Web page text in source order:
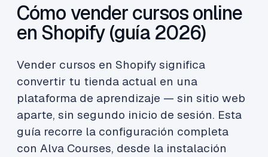
Cómo vender cursos online
en Shopify (guía 2026)
Vender cursos en Shopify significa
convertir tu tienda actual en una
plataforma de aprendizaje — sin sitio web
aparte, sin segundo inicio de sesión. Esta
guía recorre la configuración completa
con Alva Courses, desde la instalación